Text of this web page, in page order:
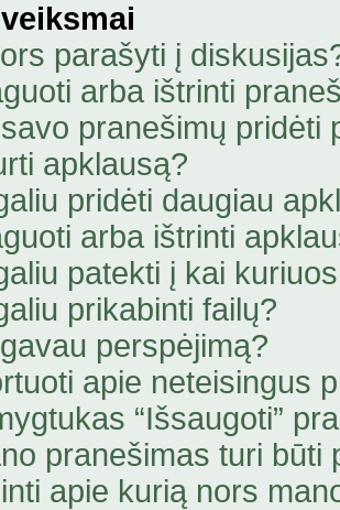
parašyti į
arba ištrinti
pranešimų pridėti
apklausą?
pridėti daugiau
arba ištrinti
patekti į kai
prikabinti failų?
perspėjimą?
apie neteisingus
“Išsaugoti”
pranešimas turi būti
apie kurią nors